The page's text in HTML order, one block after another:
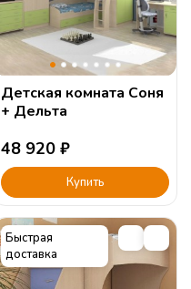
Детская комната Соня
+ Дельта
48 920 ₽
Купить
Быстрая
доставка